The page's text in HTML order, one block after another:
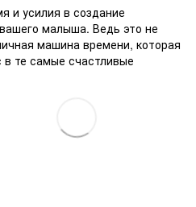
и усилия в создание
малыша. Ведь это не
машина времени, которая
те самые счастливые